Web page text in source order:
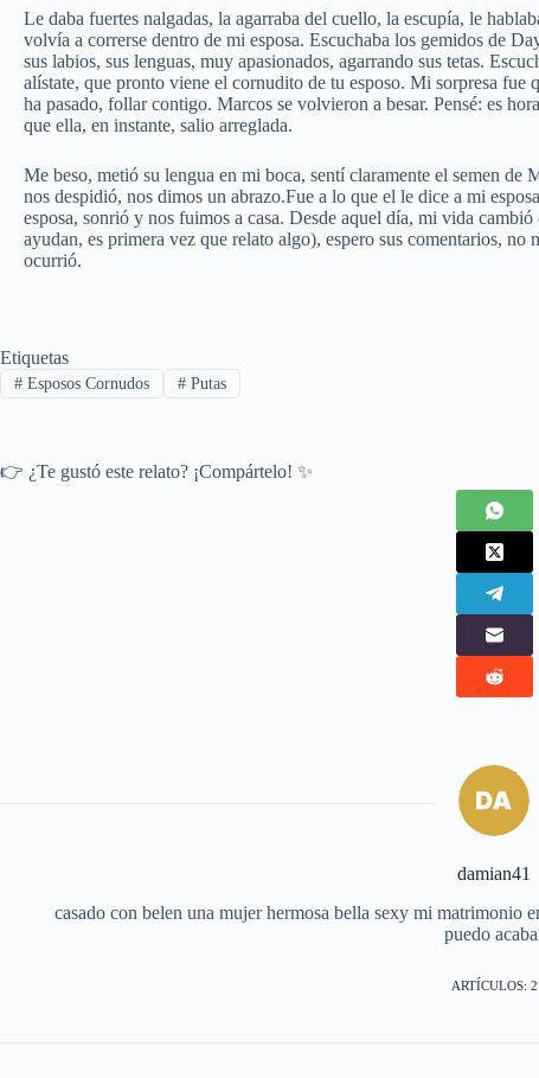
Le daba fuertes nalgadas, la agarraba del cuello, la escupía, le
volvía a correrse dentro de mi esposa. Escuchaba los gemidos de
sus labios, sus lenguas, muy apasionados, agarrando sus tetas.
alístate, que pronto viene el cornudito de tu esposo. Mi sorpresa
ha pasado, follar contigo. Marcos se volvieron a besar. Pensé: es
que ella, en instante, salio arreglada.
Me beso, metió su lengua en mi boca, sentí claramente el semen de
nos despidió, nos dimos un abrazo.Fue a lo que el le dice a mi
esposa, sonrió y nos fuimos a casa. Desde aquel día, mi vida
ayudan, es primera vez que relato algo), espero sus comentarios,
ocurrió.
Etiquetas
#Esposos Cornudos #Putas
👉 ¿Te gustó este relato? ¡Compártelo! ✨
damian41
casado con belen una mujer hermosa bella sexy mi matrimonio
puedo
ARTÍCULOS: 2